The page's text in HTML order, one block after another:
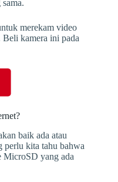
merekam video
kamera ini pada
baik ada atau
perlu kita tahu bahwa
MicroSD yang ada